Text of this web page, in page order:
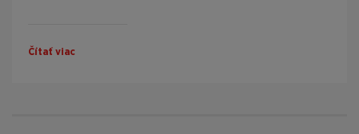
Čítať viac